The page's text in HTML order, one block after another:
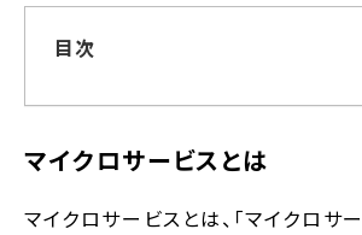
目次
マイクロサービスとは
マイクロサービスとは、「マイクロサ